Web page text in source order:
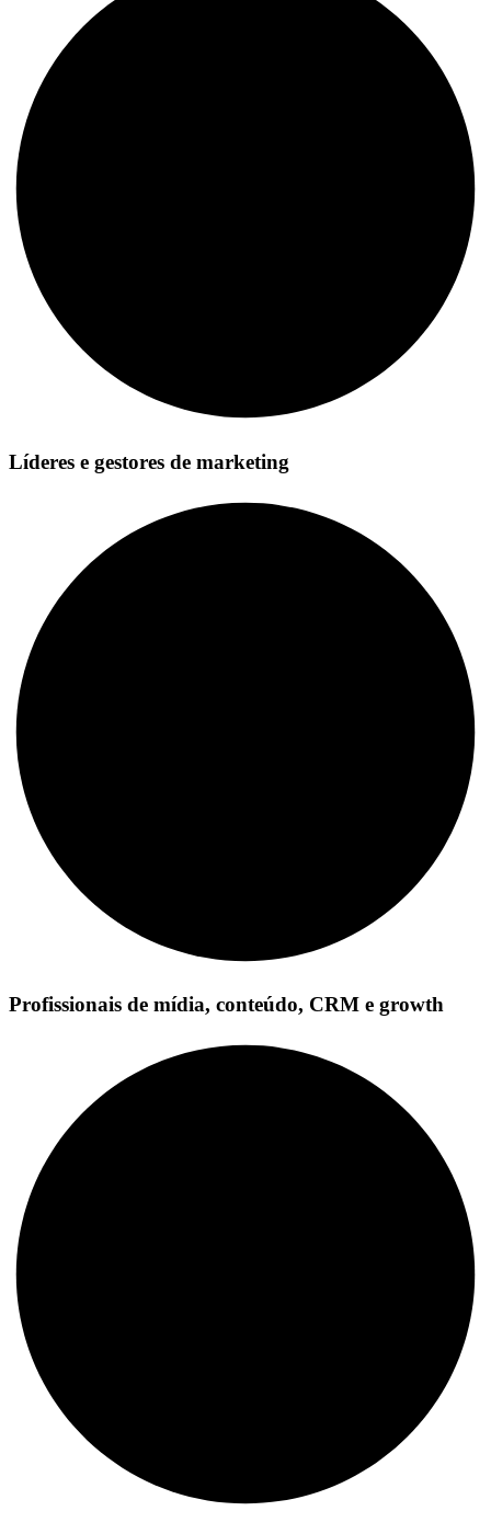
Líderes e gestores de marketing
Profissionais de mídia, conteúdo, CRM e growth